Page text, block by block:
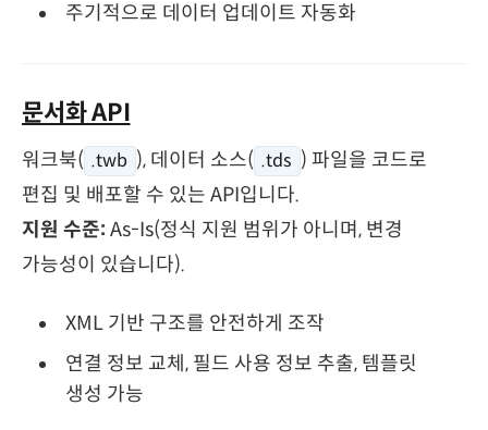
주기적으로 데이터 업데이트 자동화
문서화 API
워크북( .twb ), 데이터 소스( .tds ) 파일을 코드로
편집 및 배포할 수 있는 API입니다.
지원 수준: As-Is(정식 지원 범위가 아니며, 변경
가능성이 있습니다).
XML 기반 구조를 안전하게 조작
연결 정보 교체, 필드 사용 정보 추출, 템플릿
생성 가능